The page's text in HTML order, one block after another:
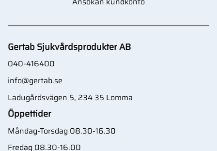
Gertab Sjukvårdsprodukter AB
040-416400
info@gertab.se
Ladugårdsvägen 5, 234 35 Lomma
Öppettider
Måndag-Torsdag 08.30-16.30
Fredag 08.30-16.00